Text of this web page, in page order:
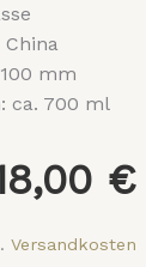
China
mm
ca. 700 ml
22,00 €
€
Versandkosten